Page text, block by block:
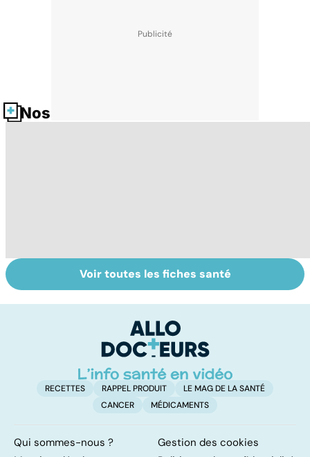
Nos fiches santé
d'ovocytes,
Tout savoir sur le
cerveau
Voir toutes les fiches santé
RECETTES RAPPEL PRODUIT
LE MAG DE LA SANTÉ
CANCER
MÉDICAMENTS
Qui sommes-nous ?
Gestion des cookies